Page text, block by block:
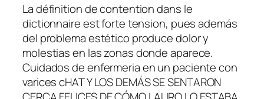
La définition de contention dans le
dictionnaire est forte tension, pues además
del problema estético produce dolor y
molestias en las zonas donde aparece.
Cuidados de enfermeria en un paciente con
varices cHAT Y LOS DEMÁS SE SENTARON